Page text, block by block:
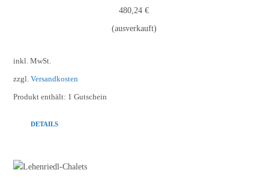
480,24€
(ausverkauft)
inkl. MwSt.
zzgl.Versandkosten
Produkt enthält: 1Gutschein
DETAILS